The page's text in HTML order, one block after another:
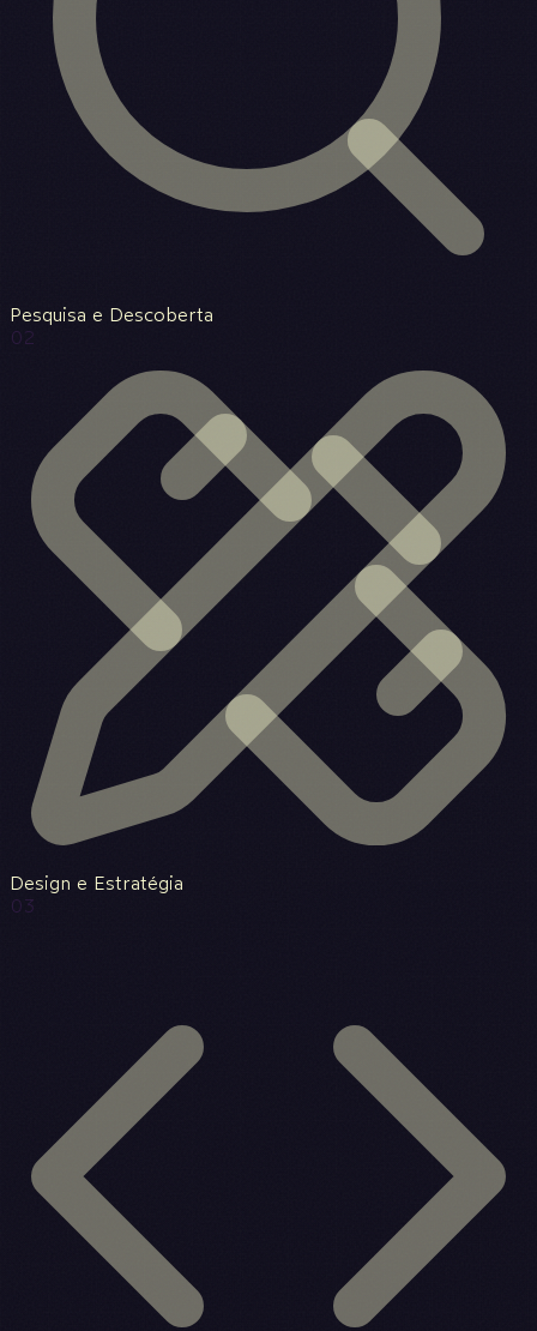
Pesquisa e Descoberta
02
Design e Estratégia
03